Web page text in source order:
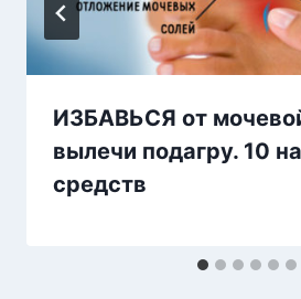
ИЗБАВЬСЯ от
вылечи подагру. 10
средств